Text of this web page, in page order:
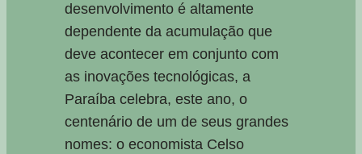
desenvolvimento é altamente
dependente da acumulação que
deve acontecer em conjunto com
as inovações tecnológicas, a
Paraíba celebra, este ano, o
centenário de um de seus grandes
nomes: o economista Celso